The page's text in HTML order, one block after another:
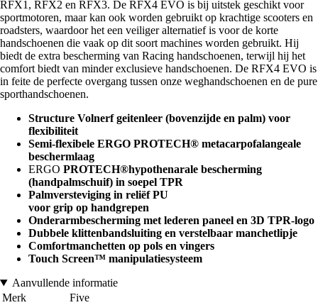
RFX1, RFX2 en RFX3. De RFX4 EVO is bij uitstek geschikt voor
sportmotoren, maar kan ook worden gebruikt op krachtige scooters en
roadsters, waardoor het een veiliger alternatief is voor de korte
handschoenen die vaak op dit soort machines worden gebruikt. Hij
biedt de extra bescherming van Racing handschoenen, terwijl hij het
comfort biedt van minder exclusieve handschoenen. De RFX4 EVO is
in feite de perfecte overgang tussen onze weghandschoenen en de pure
sporthandschoenen.
Structure Volnerf geitenleer (bovenzijde en palm) voor
flexibiliteit
Semi-flexibele ERGO PROTECH® metacarpofalangeale
beschermlaag
ERGO PROTECH®hypothenarale bescherming
(handpalmschuif) in soepel TPR
Palmversteviging in reliëf PU
voor grip op handgrepen
Onderarmbescherming met lederen paneel en 3D TPR-logo
Dubbele klittenbandsluiting en verstelbaar manchetlipje
Comfortmanchetten op pols en vingers
Touch Screen™ manipulatiesysteem
Aanvullende informatie
Merk
Five